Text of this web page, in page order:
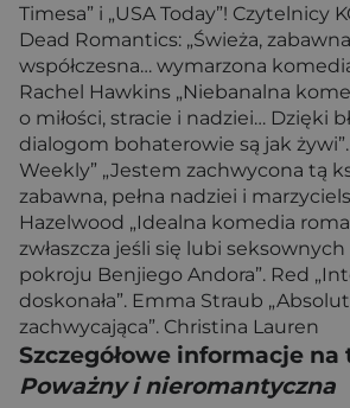
Timesa” i „USA Today”! Czytelnicy
Dead Romantics: „Świeża,
współczesna… wymarzona
Rachel Hawkins „Niebanalna
o miłości, stracie i nadziei… Dzięki
dialogom bohaterowie są jak
Weekly” „Jestem zachwycona tą
zabawna, pełna nadziei i
Hazelwood „Idealna komedia
zwłaszcza jeśli się lubi
pokroju Benjiego Andora”. Red
doskonała”. Emma Straub
zachwycająca”. Christina Lauren
Szczegółowe informacje
Poważny i nieromantyczna